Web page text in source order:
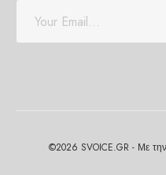
a
©2026 SVOICE.GR - Με